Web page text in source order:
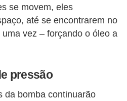
se movem, eles
até se encontrarem no
vez – forçando o óleo a
pressão
da bomba continuarão